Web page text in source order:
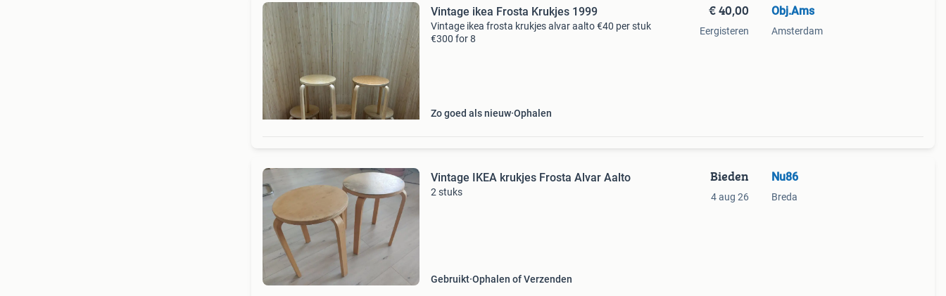
Vintage ikea Frosta Krukjes 1999
Vintage ikea frosta krukjes alvar aalto €40 per stuk
€300 for 8
Zo goed als nieuw Ophalen
€ 40,00
Eergisteren
Obj.Ams
Amsterdam
Vintage IKEA krukjes Frosta Alvar Aalto
2 stuks
Gebruikt Ophalen of Verzenden
Bieden
4 aug 26
Nu86
Breda